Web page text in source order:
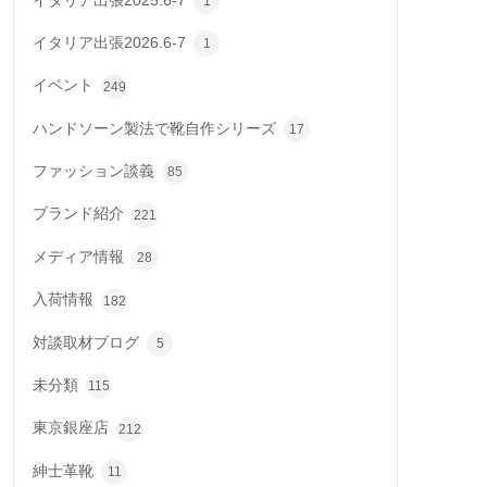
イタリア出張2026.6-7 1
イベント 249
ハンドソーン製法で靴自作シリーズ 17
ファッション談義 85
ブランド紹介 221
メディア情報 28
入荷情報 182
対談取材ブログ 5
未分類 115
東京銀座店 212
紳士革靴 11